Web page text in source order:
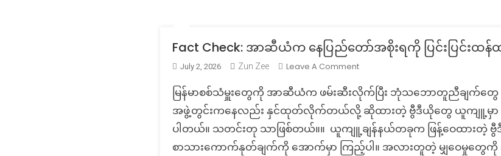
Fact Check: အာဆီယံက နေပြည်တော်အစိုးရကို ပြင်းပြင်း
July 2, 2026 Zun Zee Leave A CommentOn
Check:
အာ
ဆီ
ယံက
နေပြည်တော်
မြန်မာစစ်သံမှူးတွေကို အာဆီယံက ဖမ်းဆီးလိုက်ပြီး ဘုံသဘောတူညီချက်တွ
အဖွဲ့တွင်းကနေလည်း နှင်ထုတ်လိုက်တယ်လို့ ဆိုထားတဲ့ ဗွီဒီယိုတွေ ယူကျူ့မှာ ပျံ့
ပါတယ်။ သတင်းတု သာဖြစ်တယ်။။ ယူကျူ့ချန်နယ်တခုက ဖြန့်ဝေထားတဲ့ ဗွီ
စာသားကောက်နုတ်ချက်ကို အောက်မှာ ကြည့်ပါ။ အလားတူတဲ့ မျှဝေမှုတွေကို